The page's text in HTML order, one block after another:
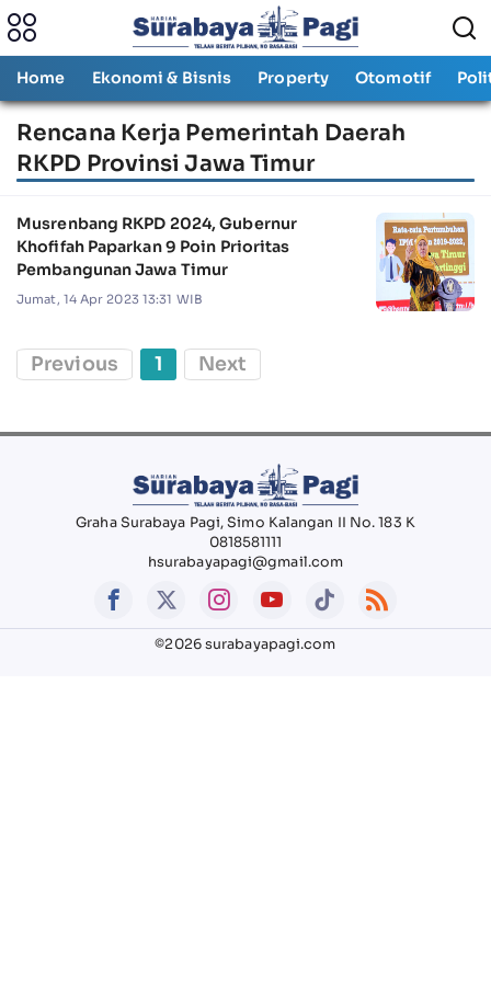
Home Ekonomi & Bisnis Property Otomotif
Rencana Kerja Pemerintah Daerah
RKPD Provinsi Jawa Timur
Musrenbang RKPD 2024, Gubernur
Khofifah Paparkan 9 Poin Prioritas
Pembangunan Jawa Timur
Jumat, 14 Apr 2023 13:31 WIB
Previous 1 Next
Graha Surabaya Pagi, Simo Kalangan II No. 183 K
0818581111
hsurabayapagi@gmail.com
©2026 surabayapagi.com